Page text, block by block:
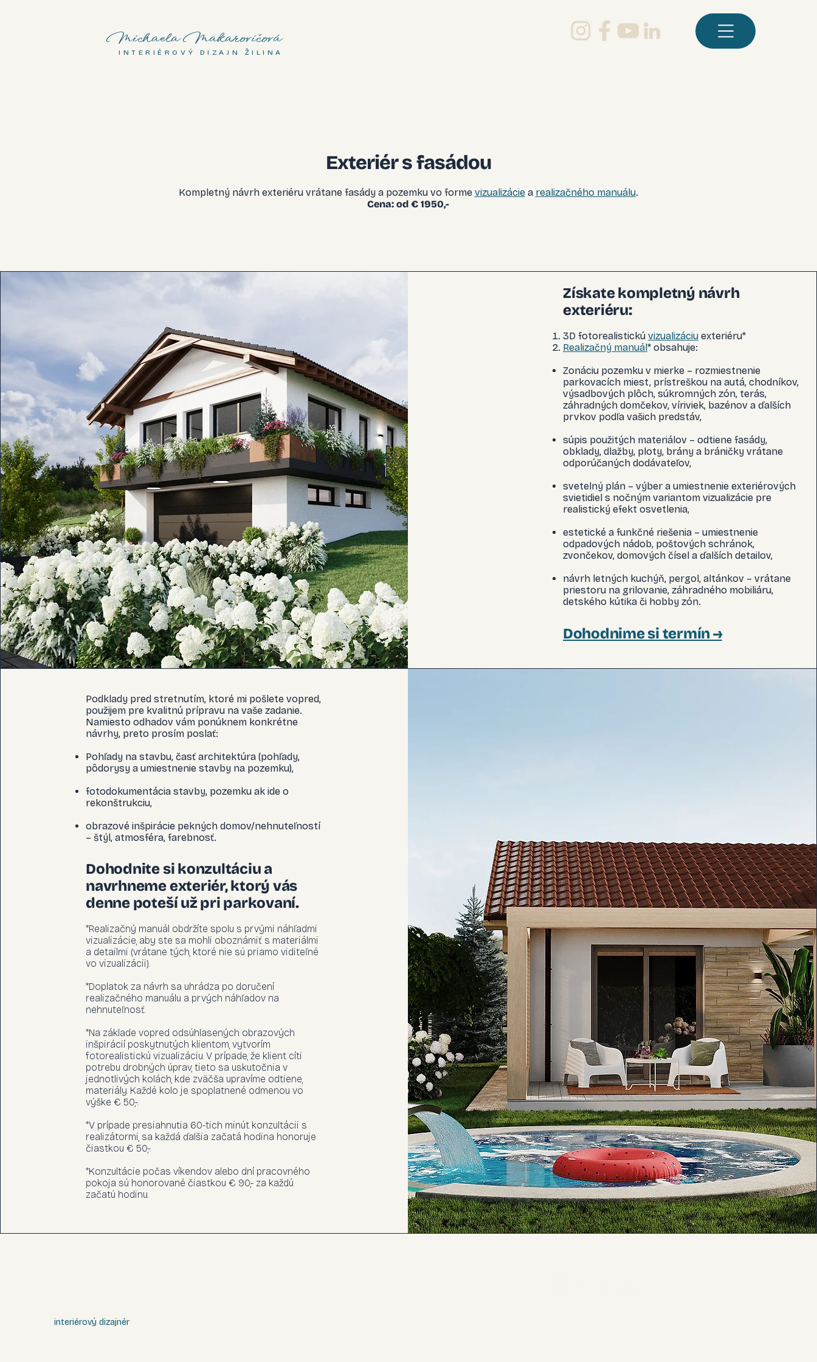
Michaela Makarovičová
INTERIÉROVÝ DIZAJN ŽILINA
Exteriér s fasádou
Kompletný návrh exteriéru vrátane fasády a pozemku vo forme vizualizáciea realizačného manuálu.
Cena: od € 1950,-
Získate kompletný návrh
exteriéru:
3D fotorealistickú vizualizáciu exteriéru*
Realizačný manuál* obsahuje:
Zonáciu pozemku v mierke – rozmiestnenie
parkovacích miest, prístreškou na autá, chodníkov,
výsadbových plôch, súkromných zón, terás,
záhradných domčekov, víriviek, bazénov a ďalších
prvkov podľa vašich predstáv,
súpis použitých materiálov – odtiene fasády,
obklady, dlažby, ploty, brány a bráničky vrátane
odporúčaných dodávateľov,
svetelný plán – výber a umiestnenie exteriérových
svietidiel s nočným variantom vizualizácie pre
realistický efekt osvetlenia,
estetické a funkčné riešenia – umiestnenie
odpadových nádob, poštových schránok,
zvončekov, domových čísel a ďalších detailov,
návrh letných kuchýň, pergol, altánkov – vrátane
priestoru na grilovanie, záhradného mobiliáru,
detského kútika či hobby zón.
Dohodnime si termín →
Podklady pred stretnutím, ktoré mi pošlete vopred,
použijem pre kvalitnú prípravu na vaše zadanie.
Namiesto odhadov vám ponúknem konkrétne
návrhy, preto prosím poslať:
Pohľady na stavbu, časť architektúra (pohľady,
pôdorysy a umiestnenie stavby na pozemku),
fotodokumentácia stavby, pozemku ak ide o
rekonštrukciu,
obrazové inšpirácie pekných domov/nehnuteľností
– štýl, atmosféra, farebnosť.
Dohodnite si konzultáciu a
navrhneme exteriér, ktorý vás
denne poteší už pri parkovaní.
*Realizačný manuál obdržíte spolu s prvými náhľadmi
vizualizácie, aby ste sa mohli oboznámiť s materiálmi
a detailmi (vrátane tých, ktoré nie sú priamo viditeľné
vo vizualizácii).
*Doplatok za návrh sa uhrádza po doručení
realizačného manuálu a prvých náhľadov na
nehnuteľnosť.
*Na základe vopred odsúhlasených obrazových
inšpirácií poskytnutých klientom, vytvorím
fotorealistickú vizualizáciu. V prípade, že klient cíti
potrebu drobných úprav, tieto sa uskutočnia v
jednotlivých kolách, kde zväčša upravíme odtiene,
materiály. Každé kolo je spoplatnené odmenou vo
výške € 50,-.
*V prípade presiahnutia 60-tich minút konzultácii s
realizátormi, sa každá ďalšia začatá hodina honoruje
čiastkou € 50,-.
*Konzultácie počas víkendov alebo dní pracovného
pokoja sú honorované čiastkou € 90,- za každú
začatú hodinu.
interiérový dizajnér